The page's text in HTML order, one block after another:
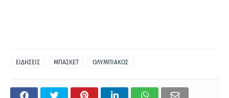
ΕΙΔΗΣΕΙΣ ΜΠΑΣΚΕΤ ΟΛΥΜΠΙΑΚΟΣ